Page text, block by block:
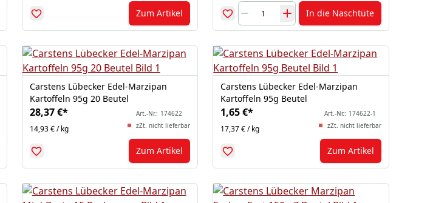
Zum Artikel In die Naschtüte
Carstens Lübecker Edel-Marzipan
Kartoffeln 95g 20 Beutel
28,37 €*
14,93 € / kg
Art.-Nr.: 174622
zZt. nicht lieferbar
Zum Artikel
Carstens Lübecker Edel-Marzipan
Kartoffeln 95g Beutel
1,65 €*
17,37 € / kg
Art.-Nr.: 174622-1
zZt. nicht lieferbar
Zum Artikel